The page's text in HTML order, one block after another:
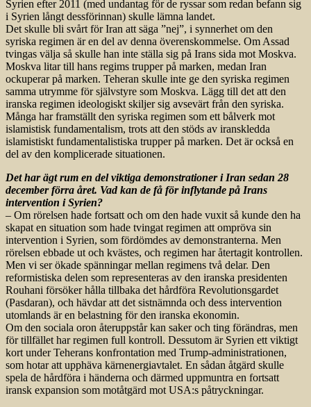
Syrien efter 2011 (med undantag för de ryssar som redan befann sig
i Syrien långt dessförinnan) skulle lämna landet.
Det skulle bli svårt för Iran att säga ”nej”, i synnerhet om den
syriska regimen är en del av denna överenskommelse. Om Assad
tvingas välja så skulle han inte ställa sig på Irans sida mot Moskva.
Moskva litar till hans regims trupper på marken, medan Iran
ockuperar på marken. Teheran skulle inte ge den syriska regimen
samma utrymme för självstyre som Moskva. Lägg till det att den
iranska regimen ideologiskt skiljer sig avsevärt från den syriska.
Många har framställt den syriska regimen som ett bålverk mot
islamistisk fundamentalism, trots att den stöds av iranskledda
islamistiskt fundamentalistiska trupper på marken. Det är också en
del av den komplicerade situationen.
Det har ägt rum en del viktiga demonstrationer i Iran sedan 28
december förra året. Vad kan de få för inflytande på Irans
intervention i Syrien?
– Om rörelsen hade fortsatt och om den hade vuxit så kunde den ha
skapat en situation som hade tvingat regimen att ompröva sin
intervention i Syrien, som fördömdes av demonstranterna. Men
rörelsen ebbade ut och kvästes, och regimen har återtagit kontrollen.
Men vi ser ökade spänningar mellan regimens två delar. Den
reformistiska delen som representeras av den iranska presidenten
Rouhani försöker hålla tillbaka det hårdföra Revolutionsgardet
(Pasdaran), och hävdar att det sistnämnda och dess intervention
utomlands är en belastning för den iranska ekonomin.
Om den sociala oron återuppstår kan saker och ting förändras, men
för tillfället har regimen full kontroll. Dessutom är Syrien ett viktigt
kort under Teherans konfrontation med Trump-administrationen,
som hotar att upphäva kärnenergiavtalet. En sådan åtgärd skulle
spela de hårdföra i händerna och därmed uppmuntra en fortsatt
iransk expansion som motåtgärd mot USA:s påtryckningar.